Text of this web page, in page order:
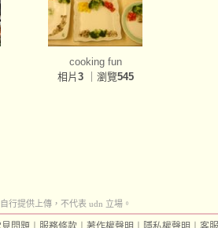
cooking fun
相片 3｜瀏覽545
行提供上傳，不代表 udn 立場。